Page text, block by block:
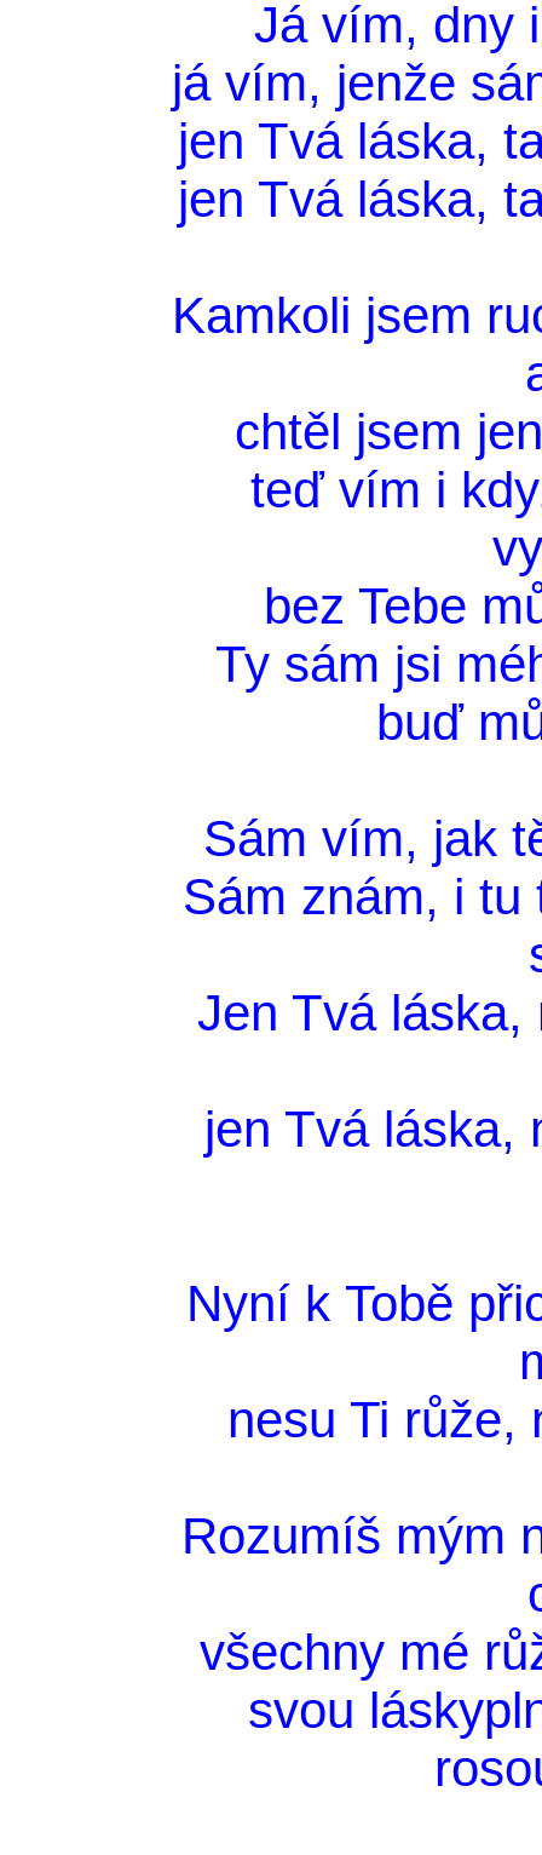
Já vím, dny
já vím, jenže
jen Tvá láska,
jen Tvá láska,
Kamkoli jsem
chtěl jsem
teď vím i
bez Tebe
Ty sám jsi
buď
Sám vím, jak
Sám znám, i tu
Jen Tvá láska,
jen Tvá láska,
Nyní k Tobě
nesu Ti růže,
Rozumíš mým
všechny mé
svou